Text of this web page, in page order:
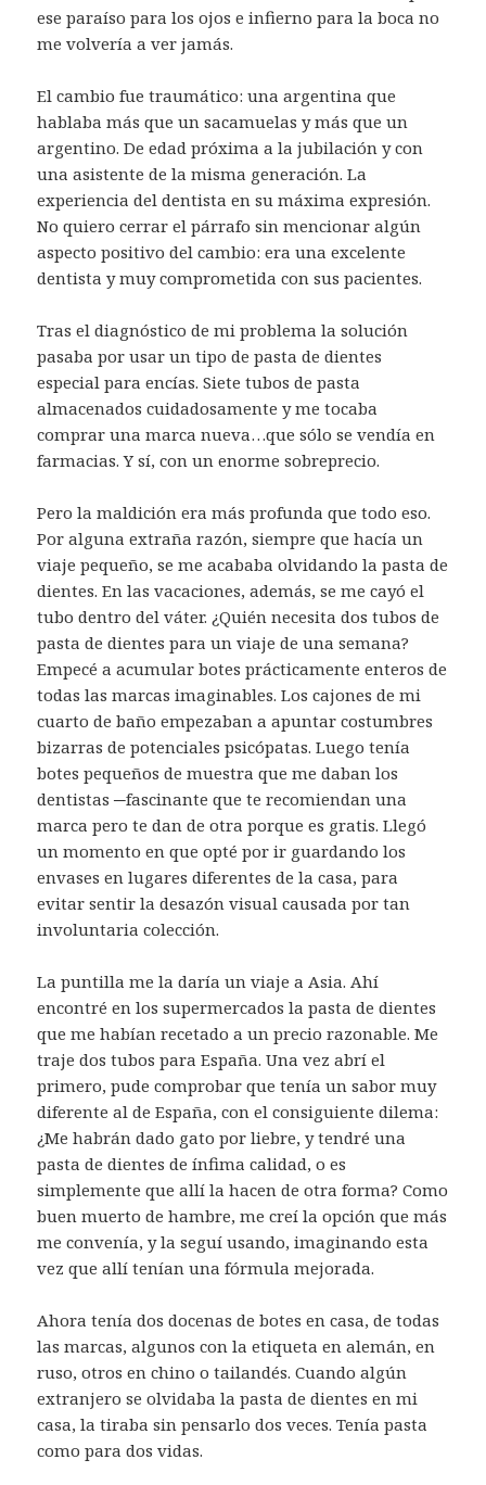
ese paraíso para los ojos e infierno para la boca no
me volvería a ver jamás.
El cambio fue traumático: una argentina que
hablaba más que un sacamuelas y más que un
argentino. De edad próxima a la jubilación y con
una asistente de la misma generación. La
experiencia del dentista en su máxima expresión.
No quiero cerrar el párrafo sin mencionar algún
aspecto positivo del cambio: era una excelente
dentista y muy comprometida con sus pacientes.
Tras el diagnóstico de mi problema la solución
pasaba por usar un tipo de pasta de dientes
especial para encías. Siete tubos de pasta
almacenados cuidadosamente y me tocaba
comprar una marca nueva…que sólo se vendía en
farmacias. Y sí, con un enorme sobreprecio.
Pero la maldición era más profunda que todo eso.
Por alguna extraña razón, siempre que hacía un
viaje pequeño, se me acababa olvidando la pasta de
dientes. En las vacaciones, además, se me cayó el
tubo dentro del váter. ¿Quién necesita dos tubos de
pasta de dientes para un viaje de una semana?
Empecé a acumular botes prácticamente enteros de
todas las marcas imaginables. Los cajones de mi
cuarto de baño empezaban a apuntar costumbres
bizarras de potenciales psicópatas. Luego tenía
botes pequeños de muestra que me daban los
dentistas ─fascinante que te recomiendan una
marca pero te dan de otra porque es gratis. Llegó
un momento en que opté por ir guardando los
envases en lugares diferentes de la casa, para
evitar sentir la desazón visual causada por tan
involuntaria colección.
La puntilla me la daría un viaje a Asia. Ahí
encontré en los supermercados la pasta de dientes
que me habían recetado a un precio razonable. Me
traje dos tubos para España. Una vez abrí el
primero, pude comprobar que tenía un sabor muy
diferente al de España, con el consiguiente dilema:
¿Me habrán dado gato por liebre, y tendré una
pasta de dientes de ínfima calidad, o es
simplemente que allí la hacen de otra forma? Como
buen muerto de hambre, me creí la opción que más
me convenía, y la seguí usando, imaginando esta
vez que allí tenían una fórmula mejorada.
Ahora tenía dos docenas de botes en casa, de todas
las marcas, algunos con la etiqueta en alemán, en
ruso, otros en chino o tailandés. Cuando algún
extranjero se olvidaba la pasta de dientes en mi
casa, la tiraba sin pensarlo dos veces. Tenía pasta
como para dos vidas.